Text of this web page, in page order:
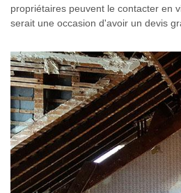
propriétaires peuvent le contacter en
serait une occasion d'avoir un devis